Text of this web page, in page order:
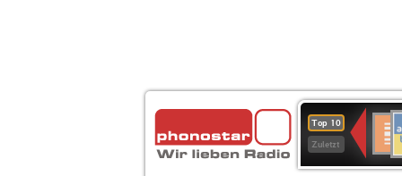
Top 10
Zuletzt
Kultur